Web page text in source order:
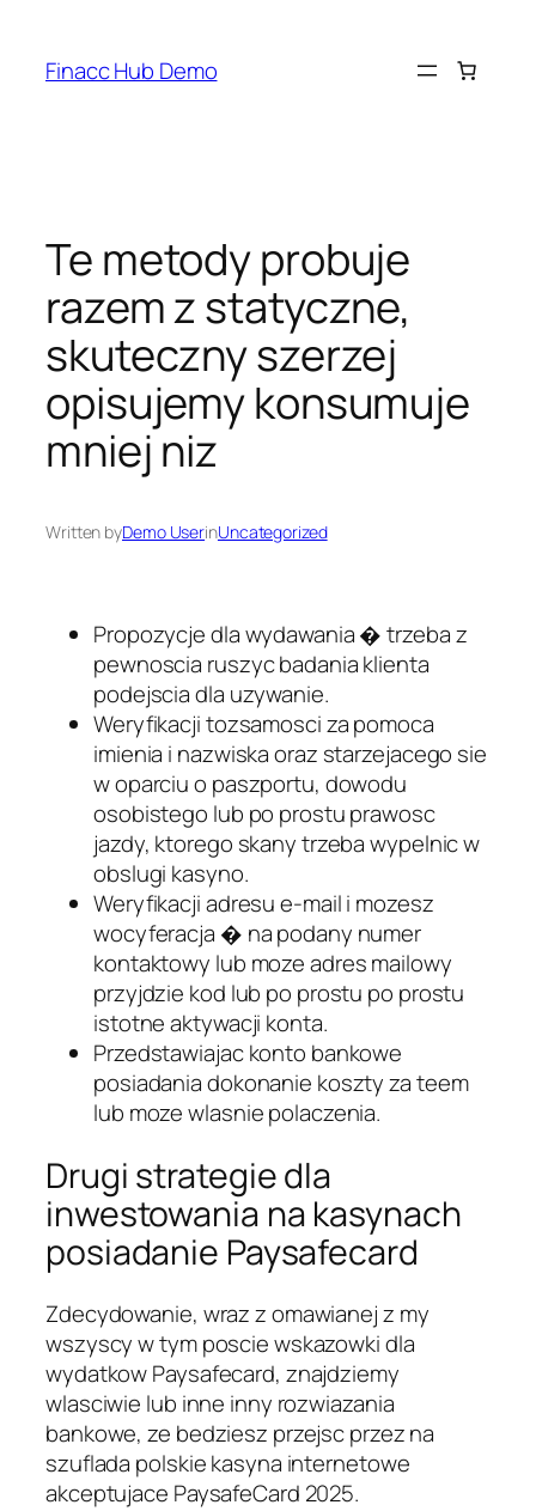
content
Finacc Hub Demo
Te metody probuje
razem z statyczne,
skuteczny szerzej
opisujemy konsumuje
mniej niz
Written byDemo UserinUncategorized
Propozycje dla wydawania � trzeba z
pewnoscia ruszyc badania klienta
podejscia dla uzywanie.
Weryfikacji tozsamosci za pomoca
imienia i nazwiska oraz starzejacego sie
w oparciu o paszportu, dowodu
osobistego lub po prostu prawosc
jazdy, ktorego skany trzeba wypelnic w
obslugi kasyno.
Weryfikacji adresu e-mail i mozesz
wocyferacja � na podany numer
kontaktowy lub moze adres mailowy
przyjdzie kod lub po prostu po prostu
istotne aktywacji konta.
Przedstawiajac konto bankowe
posiadania dokonanie koszty za teem
lub moze wlasnie polaczenia.
Drugi strategie dla
inwestowania na kasynach
posiadanie Paysafecard
Zdecydowanie, wraz z omawianej z my
wszyscy w tym poscie wskazowki dla
wydatkow Paysafecard, znajdziemy
wlasciwie lub inne inny rozwiazania
bankowe, ze bedziesz przejsc przez na
szuflada polskie kasyna internetowe
akceptujace PaysafeCard 2025.